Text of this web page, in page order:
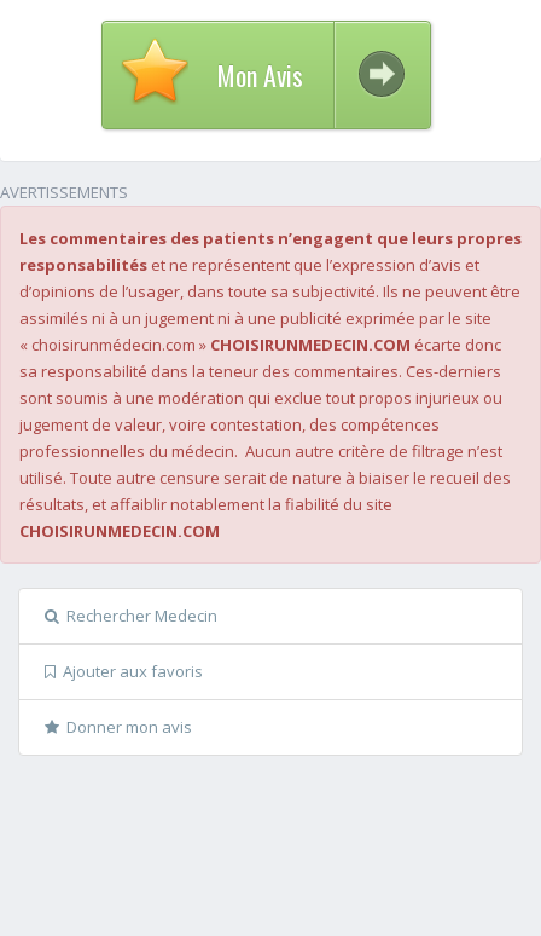
Mon Avis
AVERTISSEMENTS
Les commentaires des patients n’engagent que leurs propres
responsabilités et ne représentent que l’expression d’avis et
d’opinions de l’usager, dans toute sa subjectivité. Ils ne peuvent être
assimilés ni à un jugement ni à une publicité exprimée par le site
« choisirunmédecin.com » CHOISIRUNMEDECIN.COM écarte donc
sa responsabilité dans la teneur des commentaires. Ces-derniers
sont soumis à une modération qui exclue tout propos injurieux ou
jugement de valeur, voire contestation, des compétences
professionnelles du médecin. Aucun autre critère de filtrage n’est
utilisé. Toute autre censure serait de nature à biaiser le recueil des
résultats, et affaiblir notablement la fiabilité du site
CHOISIRUNMEDECIN.COM
Rechercher Medecin
Ajouter aux favoris
Donner mon avis